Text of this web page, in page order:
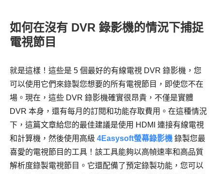
如何在沒有 DVR 錄影機的情況下捕捉
電視節目
就是這樣！這些是 5 個最好的有線電視 DVR 錄影機，您
可以使用它們來錄製您想要的所有電視節目，即使您不在
場。現在，這些 DVR 錄影機確實很昂貴，不僅是實體
DVR 本身，還有每月的訂閱和功能存取費用。在這種情況
下，這篇文章給您的最佳建議是使用 HDMI 連接有線電視
和計算機，然後使用高級 4Easysoft螢幕錄影機 錄製您最
喜愛的電視節目的工具！該工具能夠以高幀速率和高品質
解析度錄製電視節目。它還配備了預定錄製功能，您可以